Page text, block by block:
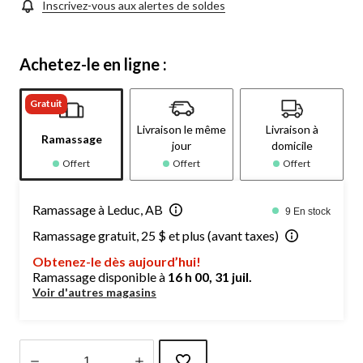
Inscrivez-vous aux alertes de soldes
Achetez-le en ligne :
Gratuit
Ramassage
Offert
Livraison le même
jour
Offert
Livraison à
domicile
Offert
Ramassage à Leduc, AB 9 En stock
Ramassage gratuit, 25 $ et plus (avant taxes)
Obtenez-le dès aujourd’hui!
Ramassage disponible à 16 h 00, 31 juil.
Voir d'autres magasins